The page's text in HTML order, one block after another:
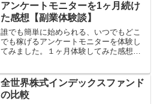
キャッシュバック方法を画像付で丁寧に
解説します。
アンケートモニターを1ヶ月続け
た感想【副業体験談】
誰でも簡単に始められる、いつでもどこ
でも稼げるアンケートモニターを体験し
てみました。１ヶ月体験してみた感想を
全世界株式インデックスファンド
の比較